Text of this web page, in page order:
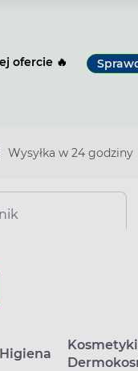
ofercie 🔥
Wysyłka w 24 godziny
Higiena